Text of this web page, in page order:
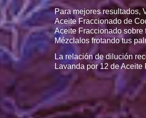
Para mejores resultados,
Aceite Fraccionado de
Aceite Fraccionado sobre
Mézclalos frotando tus
La relación de dilución
Lavanda por 12 de